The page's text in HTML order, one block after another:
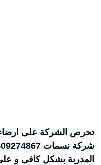
تحرص الشركة على
المدربة بشكل كافى و